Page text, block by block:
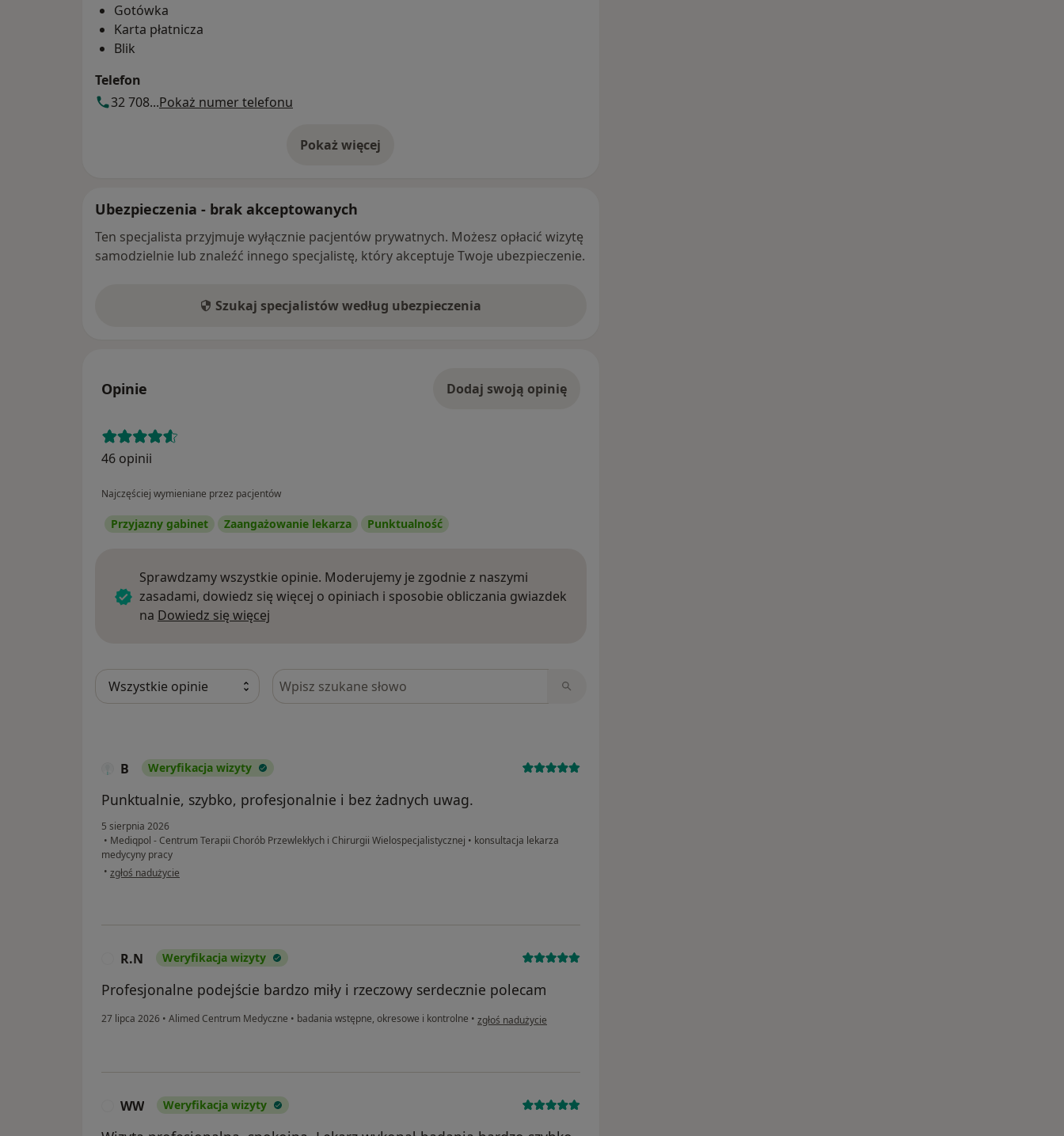
Gotówka
Karta płatnicza
Blik
Telefon
32 708...Pokaż numer telefonu
Pokaż więcej
o adresie
Ubezpieczenia - brak akceptowanych
Ten specjalista przyjmuje wyłącznie pacjentów prywatnych. Możesz opłacić wizytę
samodzielnie lub znaleźć innego specjalistę, który akceptuje Twoje ubezpieczenie.
Szukaj specjalistów według ubezpieczenia
Opinie Dodaj swoją opinię
46 opinii
Najczęściej wymieniane przez pacjentów
Przyjazny gabinet Zaangażowanie lekarza Punktualność
Sprawdzamy wszystkie opinie. Moderujemy je zgodnie z naszymi
zasadami, dowiedz się więcej o opiniach i sposobie obliczania gwiazdek
na Dowiedz się więcej
Szukaj w opiniach
B Weryfikacja wizyty
Punktualnie, szybko, profesjonalnie i bez żadnych uwag.
5 sierpnia 2026
• Mediqpol - Centrum Terapii Chorób Przewlekłych i Chirurgii Wielospecjalistycznej • konsultacja lekarza
medycyny pracy
• w opinii użytkownika B
zgłoś nadużycie
R.N Weryfikacja wizyty
Profesjonalne podejście bardzo miły i rzeczowy serdecznie polecam
27 lipca 2026 • Alimed Centrum Medyczne • badania wstępne, okresowe i kontrolne • w opinii użytkownika R.N
zgłoś nadużycie
WW Weryfikacja wizyty